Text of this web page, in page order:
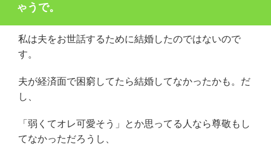
ゃうで。
私は夫をお世話するために結婚したのではないので
す。
夫が経済面で困窮してたら結婚してなかったかも。だ
し、
「弱くてオレ可愛そう」とか思ってる人なら尊敬もし
てなかっただろうし、